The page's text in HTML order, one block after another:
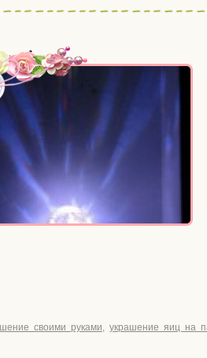
своими руками, украшение яиц на